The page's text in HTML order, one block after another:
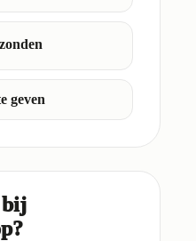
geven
bij